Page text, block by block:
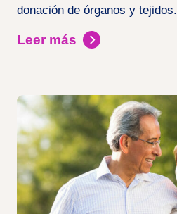
donación de órganos y tejidos.
Leer más